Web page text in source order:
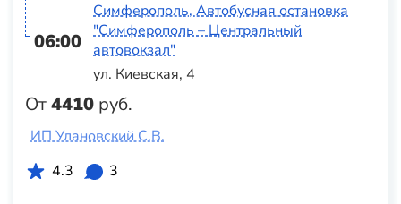
06:00
От4410 руб.
Симферополь, Автобусная остановка
"Симферополь – Центральный
автовокзал"
ул. Киевская, 4
ИП Улановский С.В.
4.3
3